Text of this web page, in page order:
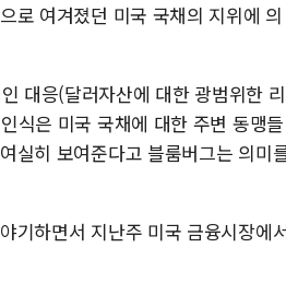
홈플러스發 대형마
윤준병·이해민 의원
'호우·산사태 주의보'
여야, 황희 '버스 하우
로 여겨졌던 미국 국채의 지위에 의
대응(달러자산에 대한 광범위한 리
식은 미국 국채에 대한 주변 동맹들
실히 보여준다고 블룸버그는 의미
기하면서 지난주 미국 금융시장에